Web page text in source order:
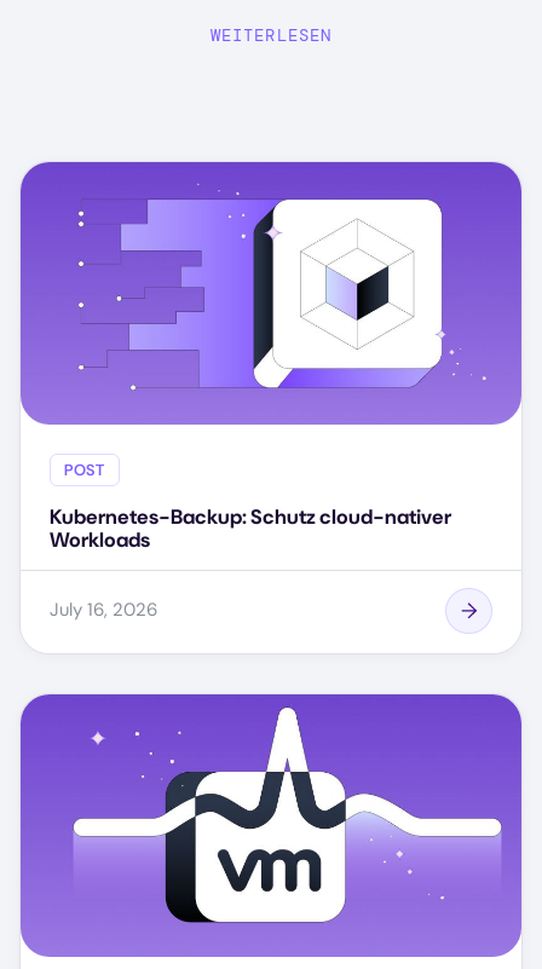
WEITERLESEN
POST
Kubernetes-Backup: Schutz cloud-nativer
Workloads
July 16, 2026